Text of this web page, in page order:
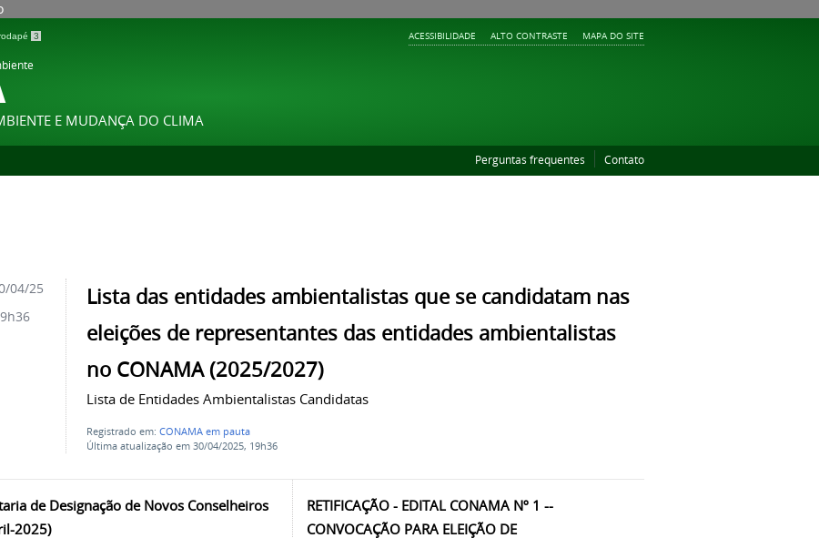
3 ACESSIBILIDADE ALTO CONTRASTE MAPA DO SITE
E MUDANÇA DO CLIMA
Perguntas frequentes Contato
Lista das entidades ambientalistas que se candidatam nas
eleições de representantes das entidades ambientalistas
no CONAMA (2025/2027)
Lista de Entidades Ambientalistas Candidatas
Registrado em:CONAMA em pauta
Última atualização em 30/04/2025, 19h36
04/25
de Designação de Novos Conselheiros
2025)
RETIFICAÇÃO - EDITAL CONAMA Nº 1 --
CONVOCAÇÃO PARA ELEIÇÃO DE